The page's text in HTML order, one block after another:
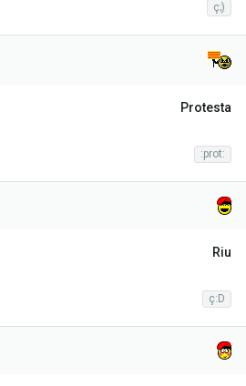
ç;)
Protesta
:prot:
Riu
ç:D